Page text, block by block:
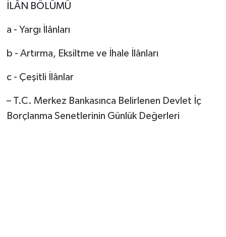
İLÂN BÖLÜMÜ
a - Yargı İlânları
b - Artırma, Eksiltme ve İhale İlânları
c - Çeşitli İlânlar
– T.C. Merkez Bankasınca Belirlenen Devlet İç
Borçlanma Senetlerinin Günlük Değerleri